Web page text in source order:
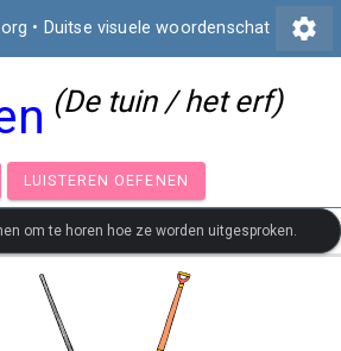
• Duitse visuele woordenschat settings
(De tuin / het erf)
LUISTEREN OEFENEN
om te horen hoe ze worden uitgesproken.